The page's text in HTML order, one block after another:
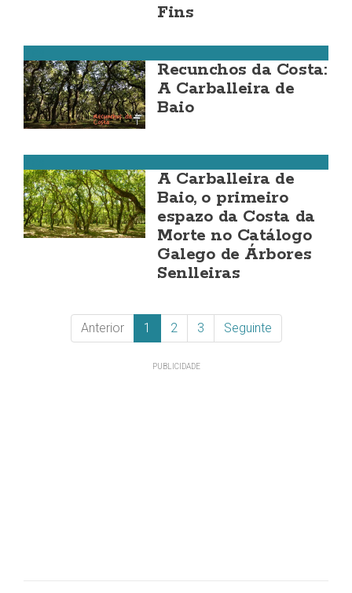
Fins
Recunchos da Costa:
A Carballeira de
Baio
A Carballeira de
Baio, o primeiro
espazo da Costa da
Morte no Catálogo
Galego de Árbores
Senlleiras
Anterior 1 2 3 Seguinte